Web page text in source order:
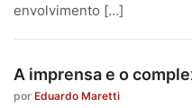
envolvimento […]
A imprensa e o
por Eduardo Maretti